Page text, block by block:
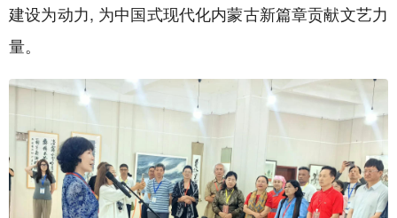
建设为动力, 为中国式现代化内蒙古新篇章贡献文艺力
量。